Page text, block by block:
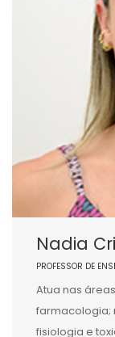
Nadia
PROFESSOR DE
Atua nas
farmacologia;
fisiologia e